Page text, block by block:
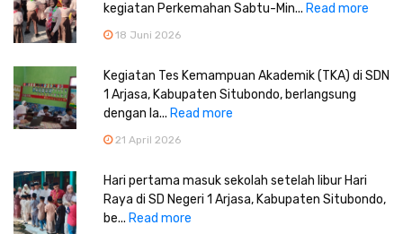
kegiatan Perkemahan Sabtu-Min... Read more
18 Juni 2026
Kegiatan Tes Kemampuan Akademik (TKA) di SDN
1 Arjasa, Kabupaten Situbondo, berlangsung
dengan la... Read more
21 April 2026
Hari pertama masuk sekolah setelah libur Hari
Raya di SD Negeri 1 Arjasa, Kabupaten Situbondo,
be... Read more